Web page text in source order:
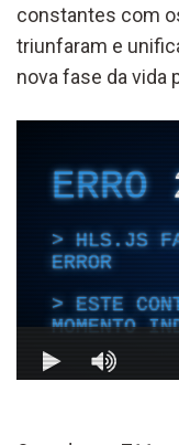
constantes com
triunfaram e
nova fase da vida